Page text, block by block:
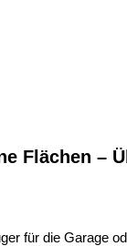
Flächen –
für die Garage